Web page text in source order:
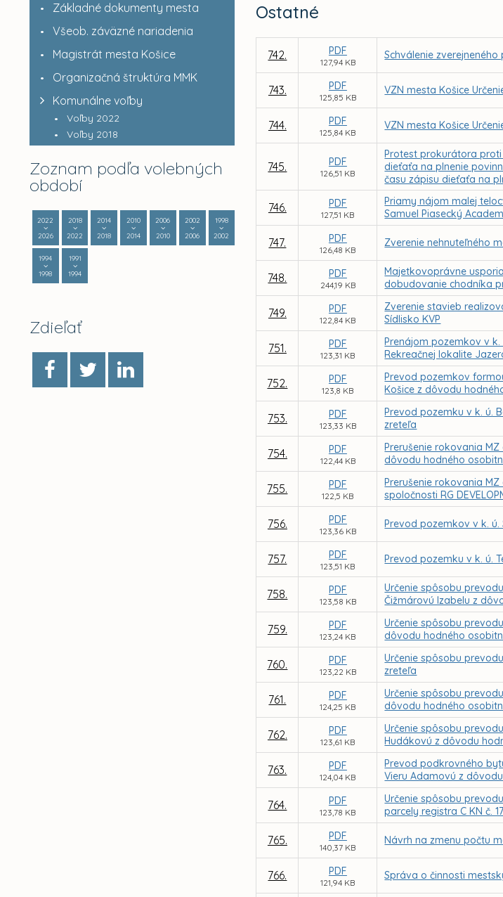
Základné dokumenty mesta
Všeob. záväzné nariadenia
Magistrát mesta Košice
Organizačná štruktúra MMK
Komunálne voľby
Voľby 2022
Voľby 2018
Zoznam podľa volebných
období
2022
2026
2018
2022
2014
2018
2010
2014
2006
2010
2002
2006
1998
2002
1994
1998
1991
1994
Zdieľať
Ostatné
742. PDF
127,94 KB
Schválenie
743. PDF
125,85 KB
VZN mesta Košice
744. PDF
125,84 KB
VZN mesta Košice
745. PDF
126,51 KB
Protest prokurátora proti
dieťaťa na plnenie
času zápisu dieťaťa na
746. PDF
127,51 KB
Priamy nájom malej
Samuel Piasecký
747. PDF
126,48 KB
Zverenie nehnuteľného
748. PDF
244,19 KB
Majetkovoprávne
dobudovanie chodníka
749. PDF
122,84 KB
Zverenie stavieb
Sídlisko KVP
751. PDF
123,31 KB
Prenájom pozemkov v
Rekreačnej lokalite
752. PDF
123,8 KB
Prevod pozemkov
Košice z dôvodu
753. PDF
123,33 KB
Prevod pozemku v k. ú.
zreteľa
754. PDF
122,44 KB
Prerušenie rokovania MZ
dôvodu hodného
755. PDF
122,5 KB
Prerušenie rokovania
spoločnosti RG
756. PDF
123,36 KB
Prevod pozemkov v k.
757. PDF
123,51 KB
Prevod pozemku v k. ú.
758. PDF
123,58 KB
Určenie spôsobu
Čižmárovú Izabelu z
759. PDF
123,24 KB
Určenie spôsobu
dôvodu hodného
760. PDF
123,22 KB
Určenie spôsobu
zreteľa
761. PDF
124,25 KB
Určenie spôsobu
dôvodu hodného
762. PDF
123,61 KB
Určenie spôsobu
Hudákovú z dôvodu
763. PDF
124,04 KB
Prevod podkrovného
Vieru Adamovú z
764. PDF
123,78 KB
Určenie spôsobu
parcely registra C KN č.
765. PDF
140,37 KB
Návrh na zmenu počtu
766. PDF
121,94 KB
Správa o činnosti